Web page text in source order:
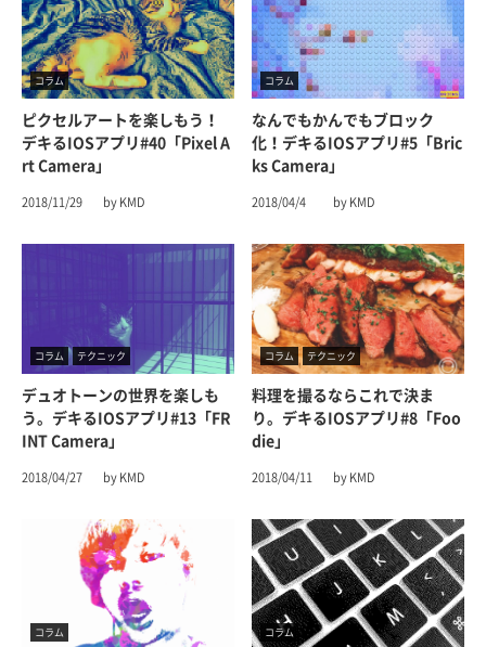
コラム
ピクセルアートを楽しもう！
デキるiOSアプリ#40「Pixel A
Rt Camera」
2018/11/29 by KMD
コラム
なんでもかんでもブロック
化！デキるiOSアプリ#5「Bric
Ks Camera」
2018/04/4 by KMD
コラム テクニック
デュオトーンの世界を楽しも
う。デキるiOSアプリ#13「FR
INT Camera」
2018/04/27 by KMD
コラム テクニック
料理を撮るならこれで決ま
り。デキるiOSアプリ#8「Foo
Die」
2018/04/11 by KMD
コラム コラム